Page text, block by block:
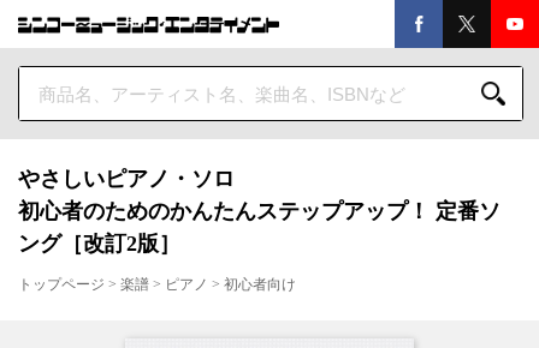
やさしいピアノ・ソロ
初心者のためのかんたんステップアップ！ 定番ソ
ング［改訂2版］
トップページ > 楽譜 > ピアノ > 初心者向け